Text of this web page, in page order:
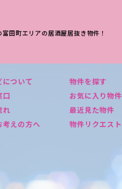
田町エリアの居酒屋居抜き物件！
について
口
れ
考えの方へ
物件を探す
お気に入り物件
最近見た物件
物件リクエスト